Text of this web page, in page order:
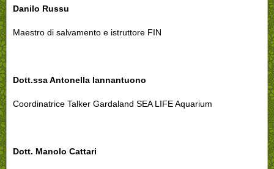
Danilo Russu
Maestro di salvamento e istruttore FIN
Dott.ssa Antonella Iannantuono
Coordinatrice Talker Gardaland SEALIFE Aquarium
Dott. Manolo Cattari